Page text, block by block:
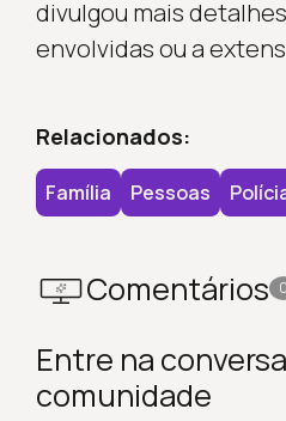
divulgou mais
envolvidas ou a
Relacionados:
Família Pessoas
Comentários 0
Entre na
comunidade